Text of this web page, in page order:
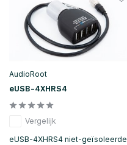
AudioRoot
eUSB-4XHRS4
Vergelijk
eUSB-4XHRS4 niet-geïsoleerde